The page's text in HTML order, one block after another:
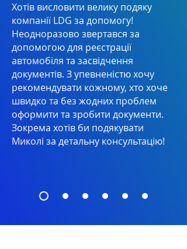
Хотів висловити велику подяку
компанії LDG за допомогу!
Неодноразово звертався за
допомогою для реєстрації
автомобіля та засвідчення
документів. З упевненістю хочу
рекомендувати кожному, хто хоче
швидко та без жодних проблем
оформити та зробити документи.
Зокрема хотів би подякувати
Миколі за детальну консультацію!